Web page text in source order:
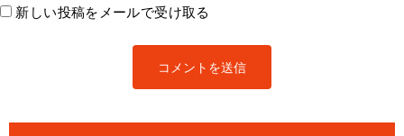
新しい投稿をメールで受け取る